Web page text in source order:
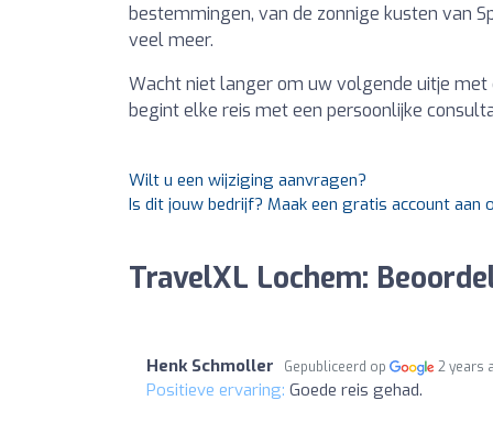
bestemmingen, van de zonnige kusten van
veel meer.
Wacht niet langer om uw volgende uitje met
begint elke reis met een persoonlijke
Wilt u een wijziging aanvragen?
Is dit jouw bedrijf? Maak een gratis account aan
TravelXL Lochem:
Henk Schmoller Gepubliceerd op 2 years
Positieve ervaring: Goede reis gehad.